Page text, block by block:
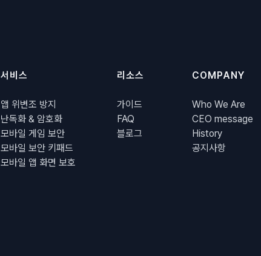
서비스
앱 위변조 방지
난독화 & 암호화
모바일 게임 보안
모바일 보안 키패드
모바일 앱 화면 보호
리소스
가이드
FAQ
블로그
COMPANY
Who We Are
CEO message
History
공지사항